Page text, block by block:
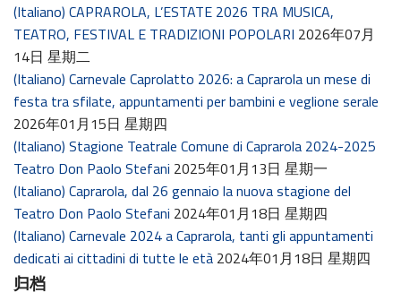
(Italiano) CAPRAROLA, L’ESTATE 2026 TRA MUSICA,
TEATRO, FESTIVAL E TRADIZIONI POPOLARI 2026年07月
14日 星期二
(Italiano) Carnevale Caprolatto 2026: a Caprarola un mese di
festa tra sfilate, appuntamenti per bambini e veglione serale
2026年01月15日 星期四
(Italiano) Stagione Teatrale Comune di Caprarola 2024-2025
Teatro Don Paolo Stefani 2025年01月13日 星期一
(Italiano) Caprarola, dal 26 gennaio la nuova stagione del
Teatro Don Paolo Stefani 2024年01月18日 星期四
(Italiano) Carnevale 2024 a Caprarola, tanti gli appuntamenti
dedicati ai cittadini di tutte le età 2024年01月18日 星期四
归档